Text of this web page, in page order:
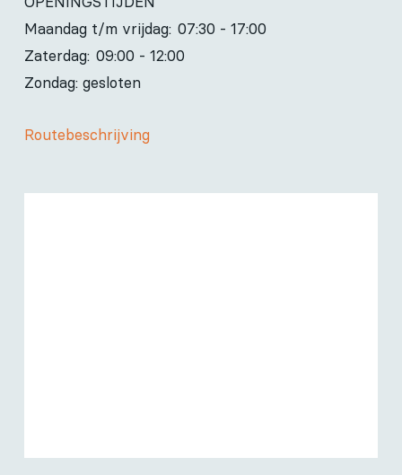
Maandag t/m vrijdag: 07:30 - 17:00
Zaterdag: 09:00 - 12:00
Zondag: gesloten
Routebeschrijving